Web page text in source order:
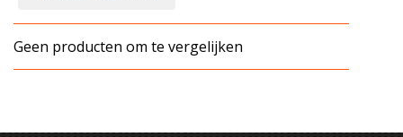
Geen producten om te vergelijken